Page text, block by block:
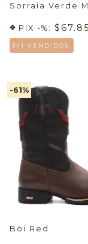
Sorraia Verde
PIX -%:
341 VENDIDOS.
-61%
Boi Red